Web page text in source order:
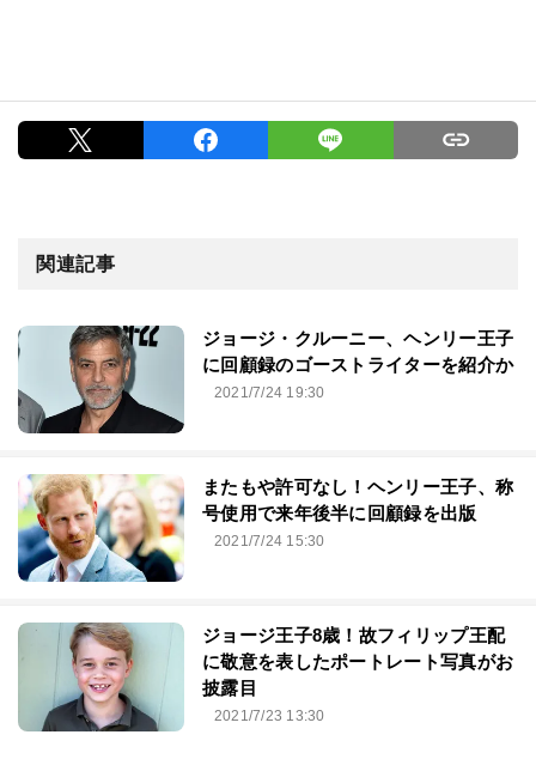
関連記事
ジョージ・クルーニー、ヘンリー王子
に回顧録のゴーストライターを紹介か
2021/7/24 19:30
またもや許可なし！ヘンリー王子、称
号使用で来年後半に回顧録を出版
2021/7/24 15:30
ジョージ王子8歳！故フィリップ王配
に敬意を表したポートレート写真がお
披露目
2021/7/23 13:30